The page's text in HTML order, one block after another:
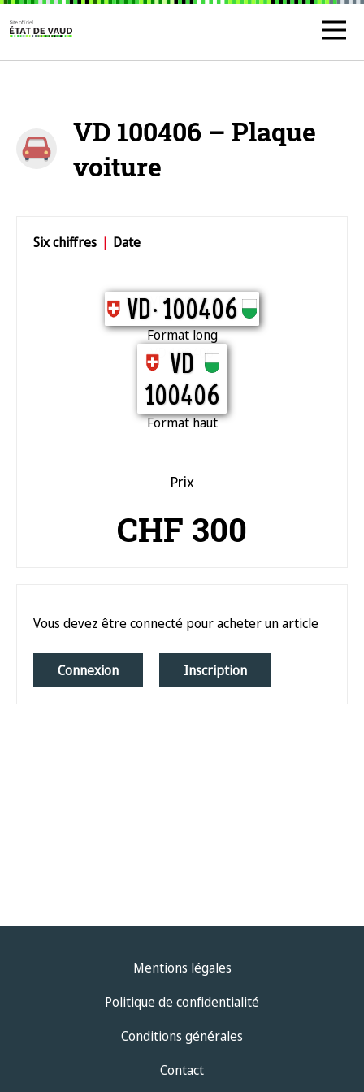
VD 100406 – Plaque
voiture
Six chiffres | Date
VD. 100406
VD 100406
Format long
VD
100406
VD 100406
Format haut
Prix
CHF 300
Vous devez être connecté pour acheter un article
Connexion Inscription
Mentions légales
Politique de confidentialité
Conditions générales
Contact